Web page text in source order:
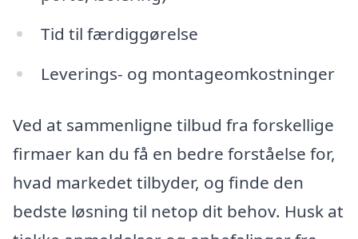
Tid til færdiggørelse
Leverings- og montageomkostninger
Ved at sammenligne tilbud fra forskellige
firmaer kan du få en bedre forståelse for,
hvad markedet tilbyder, og finde den
bedste løsning til netop dit behov. Husk at